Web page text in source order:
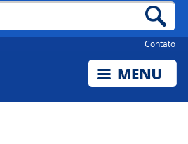
Contato